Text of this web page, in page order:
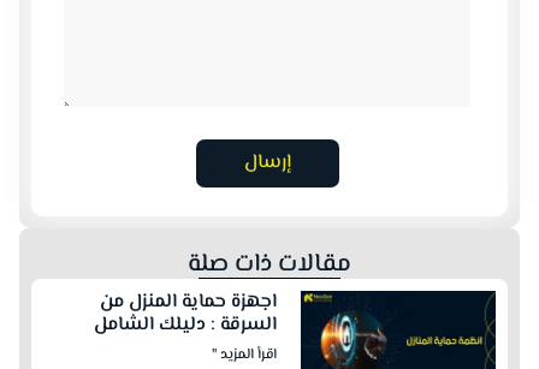
إرسال
مقالات ذات صلة
اجهزة حماية المنزل من
السرقة : دليلك الشامل
اقرأ المزيد "